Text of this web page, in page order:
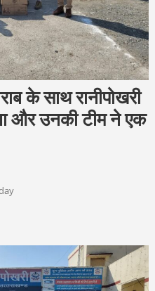
के साथ रानीपोखरी
और उनकी टीम ने एक